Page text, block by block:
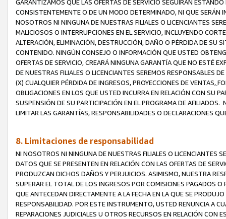
GARANTIZAMOS QUE LAS OFERTAS DE SERVICIO SEGUIRÁN
CONSISTENTEMENTE O DE UN MODO DETERMINADO, NI QUE SERÁN
NOSOTROS NI NINGUNA DE NUESTRAS FILIALES O LICENCIANTES
MALICIOSOS O INTERRUPCIONES EN EL SERVICIO, INCLUYENDO
ALTERACIÓN, ELIMINACIÓN, DESTRUCCIÓN, DAÑO O PÉRDIDA DE SU
CONTENIDO. NINGÚN CONSEJO O INFORMACIÓN QUE USTED
OFERTAS DE SERVICIO, CREARÁ NINGUNA GARANTÍA QUE NO ESTÉ
DE NUESTRAS FILIALES O LICENCIANTES SEREMOS RESPONSABLES
(X) CUALQUIER PÉRDIDA DE INGRESOS, PROYECCIONES DE VENTAS,
OBLIGACIONES EN LOS QUE USTED INCURRA EN RELACIÓN CON SU
SUSPENSIÓN DE SU PARTICIPACIÓN EN EL PROGRAMA DE
LIMITAR LAS GARANTÍAS, RESPONSABILIDADES O DECLARACIONES
8. Limitaciones de responsabilidad
NI NOSOTROS NI NINGUNA DE NUESTRAS FILIALES O LICENCIANTES
DATOS QUE SE PRESENTEN EN RELACIÓN CON LAS OFERTAS DE
PRODUZCAN DICHOS DAÑOS Y PERJUICIOS. ASIMISMO, NUESTRA
SUPERAR EL TOTAL DE LOS INGRESOS POR COMISIONES PAGADOS
QUE ANTECEDAN DIRECTAMENTE A LA FECHA EN LA QUE SE
RESPONSABILIDAD. POR ESTE INSTRUMENTO, USTED RENUNCIA A
REPARACIONES JUDICIALES U OTROS RECURSOS EN RELACIÓN CON